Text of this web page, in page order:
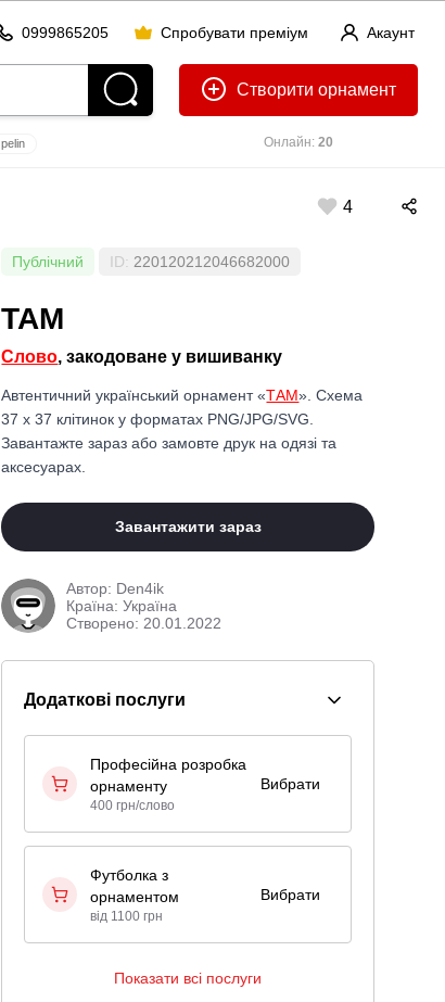
Акаунт
0999865205 Спробувати преміум
Створити
Онлайн: 20
pelin
4
Публічний ID: 220120212046682000
ТАМ
Слово, закодоване у вишиванку
Автентичний український орнамент «ТАМ». Схема
37 x 37 клітинок у форматах PNG/JPG/SVG.
Завантажте зараз або замовте друк на одязі та
аксесуарах.
Завантажити зараз
Автор: Den4ik
Країна: Україна
Створено: 20.01.2022
Додаткові послуги
Професійна розробка
орнаменту
400 грн/слово
Вибрати
Футболка з
орнаментом
від 1100 грн
Вибрати
Показати всі послуги